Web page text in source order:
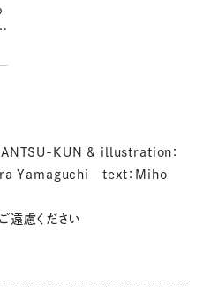
KUN & illustration：
Yamaguchi text：Miho
遠慮ください